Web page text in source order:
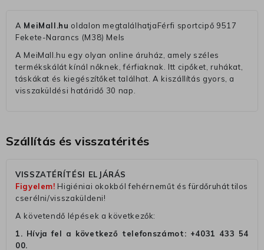
A MeiMall.hu oldalon megtalálhatjaFérfi sportcipő 9517
Fekete-Narancs (M38) Mels
A MeiMall.hu egy olyan online áruház, amely széles
termékskálát kínál nőknek, férfiaknak. Itt cipőket, ruhákat,
táskákat és kiegészítőket találhat. A kiszállítás gyors, a
visszaküldési határidő 30 nap.
Szállítás és visszatérités
VISSZATÉRÍTÉSI ELJÁRÁS
Figyelem! Higiéniai okokból fehérneműt és fürdőruhát tilos
cserélni/visszaküldeni!
A követendő lépések a következők:
1. Hívja fel a következő telefonszámot: +4031 433 54
00.